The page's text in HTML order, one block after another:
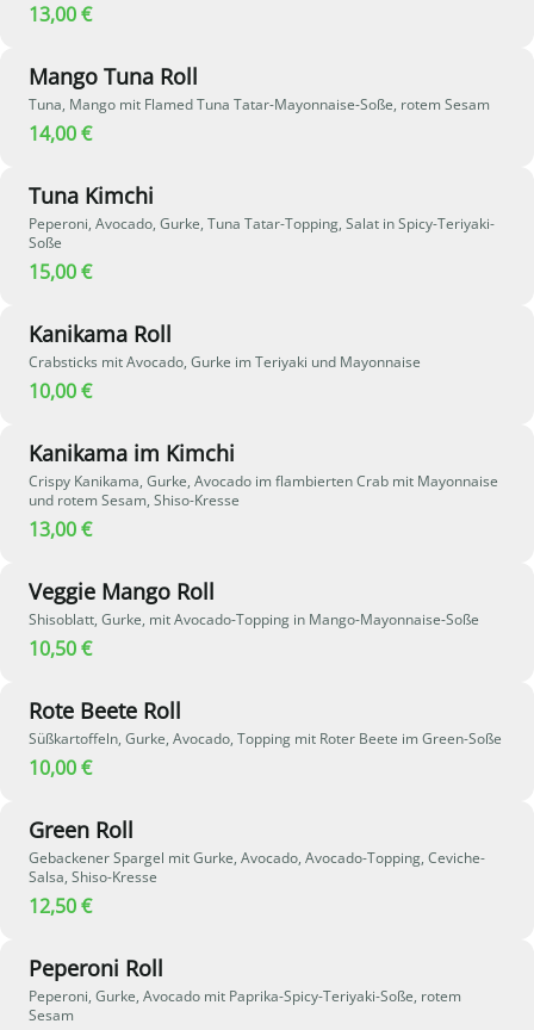
13,00 €
Mango Tuna Roll
Tuna, Mango mit Flamed Tuna Tatar-Mayonnaise-Soße, rotem Sesam
14,00 €
Tuna Kimchi
Peperoni, Avocado, Gurke, Tuna Tatar-Topping, Salat in Spicy-Teriyaki-
Soße
15,00 €
Kanikama Roll
Crabsticks mit Avocado, Gurke im Teriyaki und Mayonnaise
10,00 €
Kanikama im Kimchi
Crispy Kanikama, Gurke, Avocado im flambierten Crab mit Mayonnaise
und rotem Sesam, Shiso-Kresse
13,00 €
Veggie Mango Roll
Shisoblatt, Gurke, mit Avocado-Topping in Mango-Mayonnaise-Soße
10,50 €
Rote Beete Roll
Süßkartoffeln, Gurke, Avocado, Topping mit Roter Beete im Green-Soße
10,00 €
Green Roll
Gebackener Spargel mit Gurke, Avocado, Avocado-Topping, Ceviche-
Salsa, Shiso-Kresse
12,50 €
Peperoni Roll
Peperoni, Gurke, Avocado mit Paprika-Spicy-Teriyaki-Soße, rotem
Sesam